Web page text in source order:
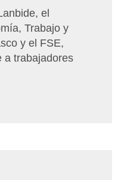
el
Trabajo y
y el FSE,
a trabajadores